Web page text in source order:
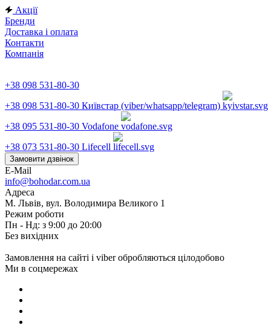
Акції
Бренди
Доставка і оплата
Контакти
Компанія
+38 098 531-80-30
+38 098 531-80-30 Київстар (viber/whatsapp/telegram)
+38 095 531-80-30 Vodafone
+38 073 531-80-30 Lifecell
Замовити дзвінок
E-Mail
info@bohodar.com.ua
Адреса
М. Львів, вул. Володимира Великого 1
Режим роботи
Пн - Нд: з 9:00 до 20:00
Без вихідних
Замовлення на сайті і viber обробляються цілодобово
Ми в соцмережах